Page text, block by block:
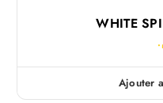
WHITE
Ajouter